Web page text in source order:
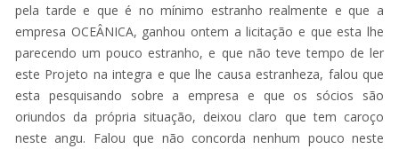
pela tarde e que é no mínimo estranho realmente e que a
empresa OCEÂNICA, ganhou ontem a licitação e que esta lhe
parecendo um pouco estranho, e que não teve tempo de ler
este Projeto na integra e que lhe causa estranheza, falou que
esta pesquisando sobre a empresa e que os sócios são
oriundos da própria situação, deixou claro que tem caroço
neste angu. Falou que não concorda nenhum pouco neste